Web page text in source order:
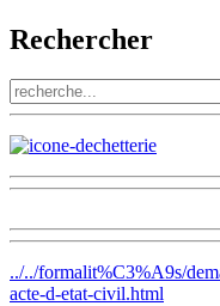
Rechercher
../../formalit%C3%A9s/
acte-d-etat-civil.html